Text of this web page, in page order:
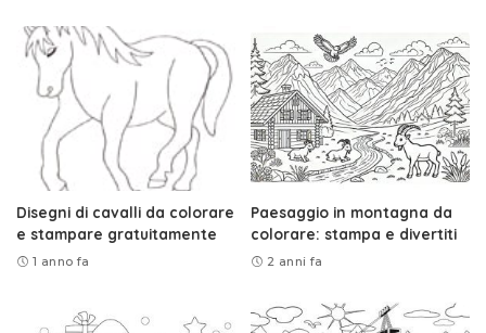
Disegni di cavalli da colorare
e stampare gratuitamente
1 anno fa
Paesaggio in montagna da
colorare: stampa e divertiti
2 anni fa